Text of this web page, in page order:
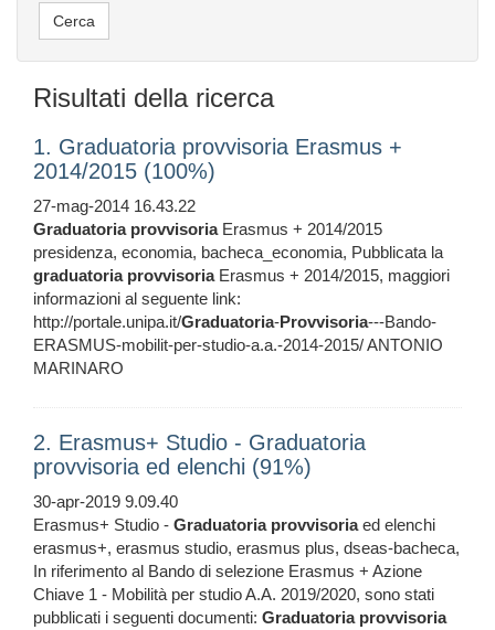
Risultati della ricerca
1. Graduatoria provvisoria Erasmus +
2014/2015 (100%)
27-mag-2014 16.43.22
Graduatoria provvisoriaErasmus + 2014/2015
presidenza, economia, bacheca_economia, Pubblicata la
graduatoria provvisoriaErasmus + 2014/2015, maggiori
informazioni al seguente link:
http://portale.unipa.it/Graduatoria-Provvisoria---Bando-
ERASMUS-mobilit-per-studio-a.a.-2014-2015/ ANTONIO
MARINARO
2. Erasmus+ Studio - Graduatoria
provvisoria ed elenchi (91%)
30-apr-2019 9.09.40
Erasmus+ Studio - Graduatoria provvisoriaed elenchi
erasmus+, erasmus studio, erasmus plus, dseas-bacheca,
In riferimento al Bando di selezione Erasmus + Azione
Chiave 1 - Mobilità per studio A.A. 2019/2020, sono stati
pubblicati i seguenti documenti: Graduatoria provvisoria